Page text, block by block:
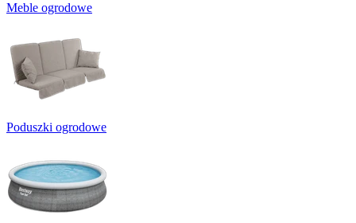
Meble ogrodowe
Poduszki ogrodowe